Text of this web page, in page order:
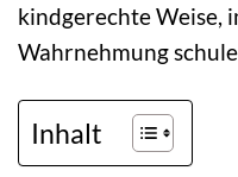
kindgerechte Weise,
Wahrnehmung
Inhalt